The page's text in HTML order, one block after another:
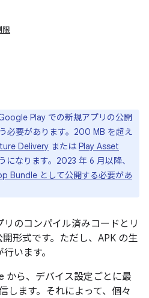
限
Play での新規アプリの公開
必要があります。200 MB を超え
Delivery または Play Asset
になります。2023 年 6 月以降、
Bundle として公開する必要があ
リのコンパイル済みコードとリ
形式です。ただし、APK の生
います。
から、デバイス設定ごとに最
します。それによって、個々